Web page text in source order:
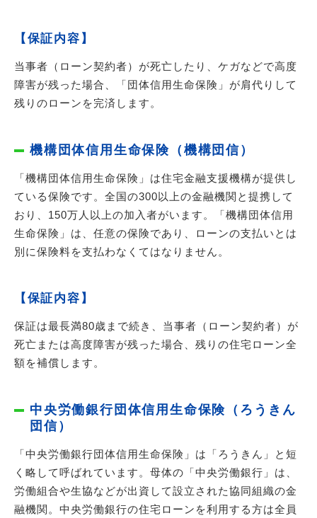
【保証内容】
当事者（ローン契約者）が死亡したり、ケガなどで高度
障害が残った場合、「団体信用生命保険」が肩代りして
残りのローンを完済します。
機構団体信用生命保険（機構団信）
「機構団体信用生命保険」は住宅金融支援機構が提供し
ている保険です。全国の300以上の金融機関と提携して
おり、150万人以上の加入者がいます。「機構団体信用
生命保険」は、任意の保険であり、ローンの支払いとは
別に保険料を支払わなくてはなりません。
【保証内容】
保証は最長満80歳まで続き、当事者（ローン契約者）が
死亡または高度障害が残った場合、残りの住宅ローン全
額を補償します。
中央労働銀行団体信用生命保険（ろうきん
団信）
「中央労働銀行団体信用生命保険」は「ろうきん」と短
く略して呼ばれています。母体の「中央労働銀行」は、
労働組合や生協などが出資して設立された協同組織の金
融機関。中央労働銀行の住宅ローンを利用する方は全員